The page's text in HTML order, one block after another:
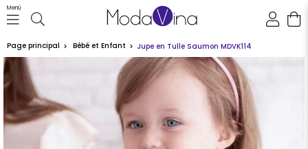
Menü
Page principal Bébé et Enfant Jupe en Tulle Saumon MDVK114